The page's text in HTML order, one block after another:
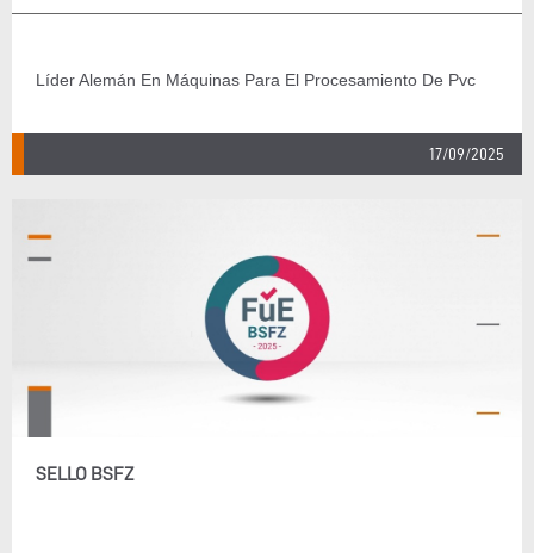
Líder Alemán En Máquinas Para El Procesamiento De Pvc
17/09/2025
SELLO BSFZ